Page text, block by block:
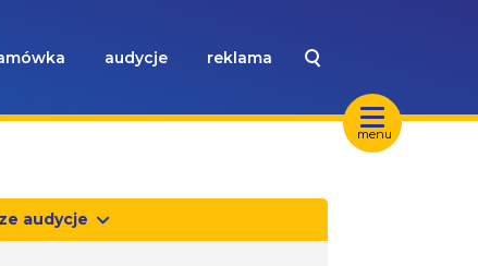
menu
audycje reklama
audycje